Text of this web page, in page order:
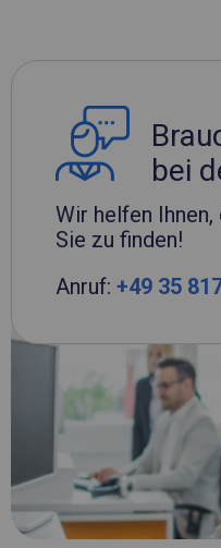
bei
Wir helfen
Sie zu finden!
Anruf: +49 35